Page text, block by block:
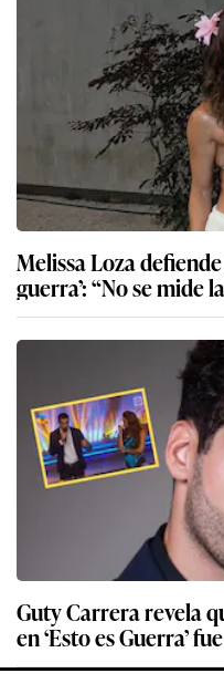
Melissa Loza
guerra’: “No se mide
Guty Carrera revela
en ‘Esto es Guerra’